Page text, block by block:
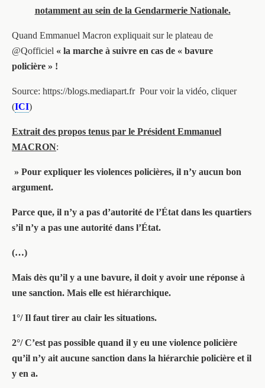
notamment au sein de la Gendarmerie Nationale.
Quand Emmanuel Macron expliquait sur le plateau de
@Qofficiel « la marche à suivre en cas de « bavure
policière » !
Source: https://blogs.mediapart.fr Pour voir la vidéo, cliquer
(ICI)
Extrait des propos tenus par le Président Emmanuel
MACRON:
» Pour expliquer les violences policières, il n’y aucun bon
argument.
Parce que, il n’y a pas d’autorité de l’État dans les quartiers
s’il n’y a pas une autorité dans l’État.
(…)
Mais dès qu’il y a une bavure, il doit y avoir une réponse à
une sanction. Mais elle est hiérarchique.
1°/ Il faut tirer au clair les situations.
2°/ C’est pas possible quand il y eu une violence policière
qu’il n’y ait aucune sanction dans la hiérarchie policière et il
y en a.